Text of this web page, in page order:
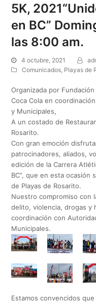
5K,
en BC”
las 8:00 am.
4 octubre, 2021
Comunicados, Playas de
Organizada por
Coca Cola en
y Municipales,
A un costado de
Rosarito.
Con gran emoción
patrocinadores, aliados,
edición de la Carrera
BC”, que en esta ocasión
de Playas de Rosarito.
Nuestro compromiso con
delito, violencia, drogas y
coordinación con
Municipales.
Estamos convencidos